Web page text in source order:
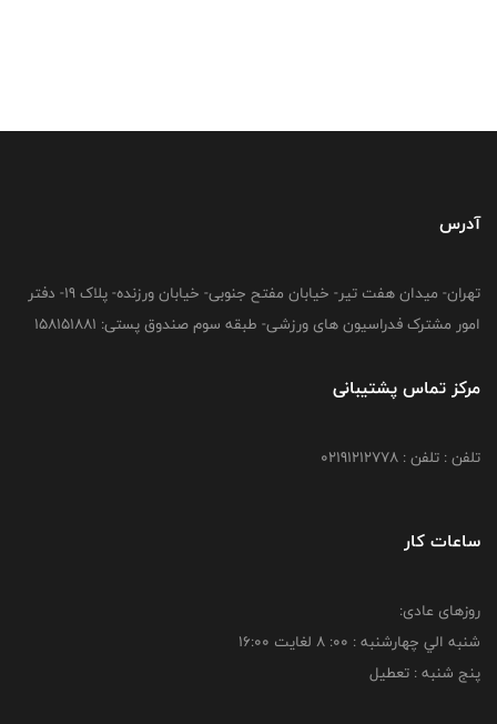
آدرس
تهران- میدان هفت تیر- خیابان مفتح جنوبی- خیابان ورزنده- پلاک 19- دفتر
امور مشترک فدراسیون های ورزشی- طبقه سوم صندوق پستی: 158151881
مرکز تماس پشتیبانی
تلفن : تلفن : 02191212778
ساعات کار
روزهای عادی:
شنبه الي چهارشنبه : 00: 8 لغايت 16:00
پنج شنبه : تعطیل